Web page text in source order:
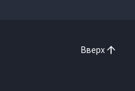
Вверх